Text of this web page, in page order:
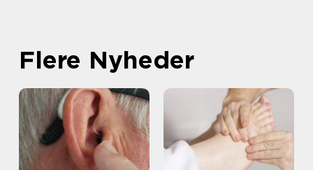
Flere Nyheder